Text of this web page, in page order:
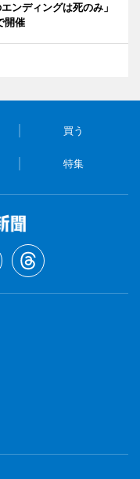
ンディングは死のみ」
開催
買う
特集